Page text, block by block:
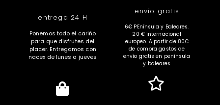
entrega 24 H
Ponemos todo el cariño
para que disfrutes del
placer. Entregamos con
nacex de lunes a jueves
envío gratis
6€ PEnínsula y Baleares.
20 € internacional
europeo. A partir de 80€
de compra gastos de
envío gratis en península
y baleares